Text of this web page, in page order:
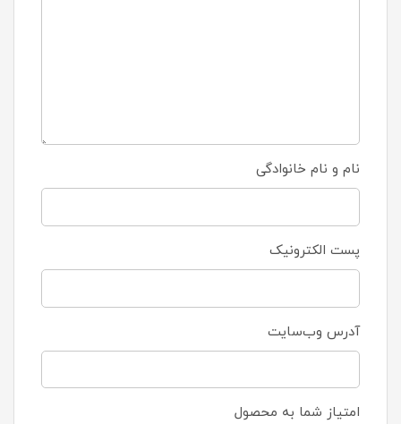
نام و نام خانوادگی
پست الکترونیک
آدرس وب‌سایت
امتیاز شما به محصول